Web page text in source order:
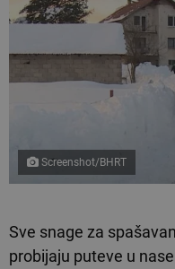
Screenshot/BHRT
Sve snage za
probijaju puteve u